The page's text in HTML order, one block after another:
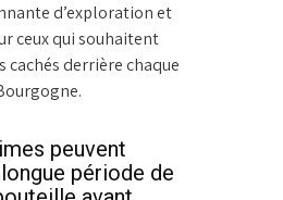
d’exploration et
ceux qui souhaitent
cachés derrière chaque
peuvent
période de